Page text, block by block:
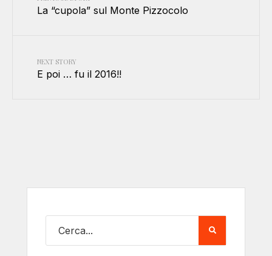
La “cupola” sul Monte Pizzocolo
NEXT STORY
E poi … fu il 2016!!